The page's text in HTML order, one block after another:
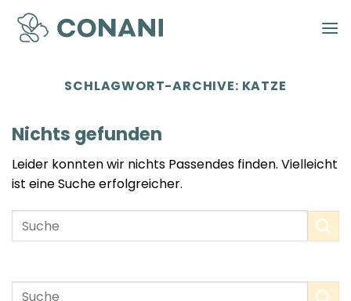
Zum
Inhalt
springen
SCHLAGWORT-ARCHIVE: KATZE
Nichts gefunden
Leider konnten wir nichts Passendes finden. Vielleicht
ist eine Suche erfolgreicher.